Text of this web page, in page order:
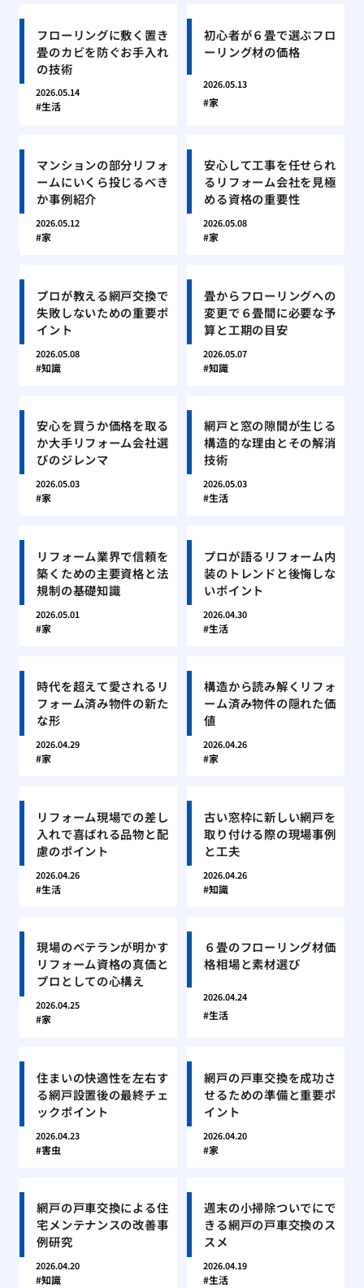
フローリングに敷く置き
畳のカビを防ぐお手入れ
の技術
2026.05.14
生活
初心者が６畳で選ぶフロ
ーリング材の価格
2026.05.13
家
マンションの部分リフォ
ームにいくら投じるべき
か事例紹介
2026.05.12
家
安心して工事を任せられ
るリフォーム会社を見極
める資格の重要性
2026.05.08
家
プロが教える網戸交換で
失敗しないための重要ポ
イント
2026.05.08
知識
畳からフローリングへの
変更で６畳間に必要な予
算と工期の目安
2026.05.07
知識
安心を買うか価格を取る
か大手リフォーム会社選
びのジレンマ
2026.05.03
家
網戸と窓の隙間が生じる
構造的な理由とその解消
技術
2026.05.03
生活
リフォーム業界で信頼を
築くための主要資格と法
規制の基礎知識
2026.05.01
家
プロが語るリフォーム内
装のトレンドと後悔しな
いポイント
2026.04.30
生活
時代を超えて愛されるリ
フォーム済み物件の新た
な形
2026.04.29
家
構造から読み解くリフォ
ーム済み物件の隠れた価
値
2026.04.26
家
リフォーム現場での差し
入れで喜ばれる品物と配
慮のポイント
2026.04.26
生活
古い窓枠に新しい網戸を
取り付ける際の現場事例
と工夫
2026.04.26
知識
現場のベテランが明かす
リフォーム資格の真価と
プロとしての心構え
2026.04.25
家
６畳のフローリング材価
格相場と素材選び
2026.04.24
生活
住まいの快適性を左右す
る網戸設置後の最終チェ
ックポイント
2026.04.23
害虫
網戸の戸車交換を成功さ
せるための準備と重要ポ
イント
2026.04.20
家
網戸の戸車交換による住
宅メンテナンスの改善事
例研究
2026.04.20
知識
週末の小掃除ついでにで
きる網戸の戸車交換のス
スメ
2026.04.19
生活